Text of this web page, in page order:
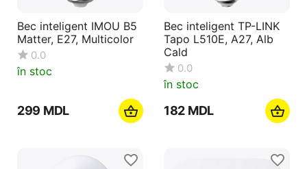
Bec inteligent IMOU B5
Matter, E27, Multicolor
0.0
în stoc
‍299‍ MDL
Bec inteligent TP-LINK
Tapo L510E, A27, Alb
Cald
0.0
în stoc
‍182‍ MDL